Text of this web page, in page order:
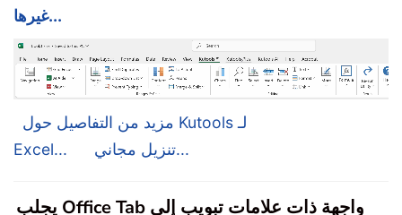
غيرها...
مزيد من التفاصيل حول Kutools لـ
Excel...
تنزيل مجاني...
يجلب Office Tab واجهة ذات علامات تبويب إلى